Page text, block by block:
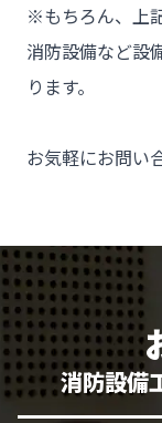
※もちろん、上
消防設備など設
ります。
お気軽にお問い
消防設備